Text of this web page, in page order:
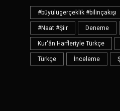
#büyülügerçeklik #bilinçakışı
#Naat #Şiir Deneme
Kur'ân Harfleriyle Türkçe
Türkçe İnceleme